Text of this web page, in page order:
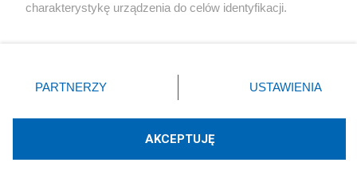
Technologię dostarcza:W3media.pl
charakterystykę urządzenia do celów identyfikacji.
zmienić/wycofać klikając przycisk ustawień prywatności
znajdujący się w lewym dolnym rogu strony
rodzaje przetwarzania danych nie wymagają zgody
użytkownika, ale masz prawo sprzeciwić się takiemu
PARTNERZY USTAWIENIA
AKCEPTUJĘ